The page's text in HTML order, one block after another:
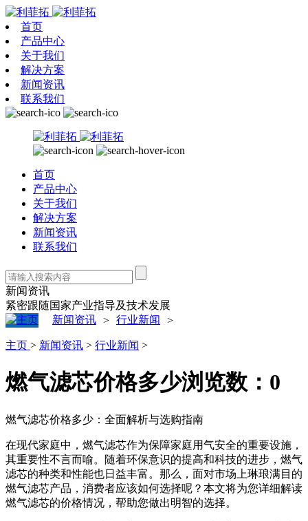
首页
产品中心
关于我们
解决方案
新闻资讯
联系我们
首页
产品中心
关于我们
解决方案
新闻资讯
联系我们
新闻资讯
紧密跟随国家产业指导及技术发展
新闻资讯 > 行业新闻 >
主页 > 新闻资讯 > 行业新闻 >
燃气滤芯价格多少浏览数： 0
燃气滤芯价格多少：全面解析与选购指南
在现代家庭中，燃气滤芯作为保障家庭用气安全的重要设施，
其重要性不言而喻。随着环保意识的提高和科技的进步，燃气
滤芯的种类和性能也日益丰富。那么，面对市场上琳琅满目的
燃气滤芯产品，消费者应该如何选择呢？本文将为您详细解读
燃气滤芯的价格情况，帮助您做出明智的选择。